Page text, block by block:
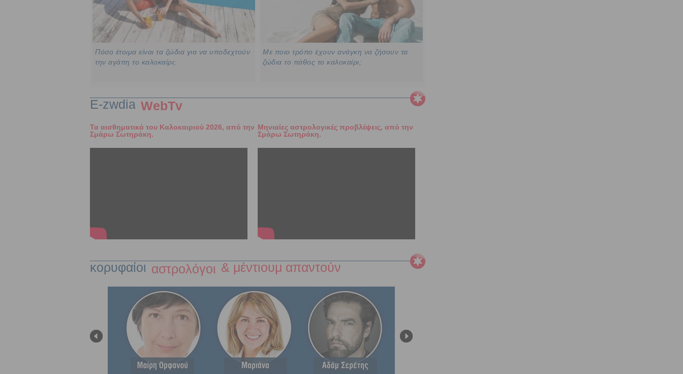
Πόσο έτοιμα είναι τα ζώδια για να υποδεχτούν
την αγάπη το καλοκαίρι;
Με ποιο τρόπο έχουν ανάγκη να ζήσουν τα
ζώδια το πάθος το καλοκαίρι;
E-zwdia WebTv
Τα αισθηματικά του Καλοκαιριού 2026, από την
Σμάρω Σωτηράκη.
Μηνιαίες αστρολογικές προβλέψεις, από την
Σμάρω Σωτηράκη.
κορυφαίοι αστρολόγοι & μέντιουμ απαντούν